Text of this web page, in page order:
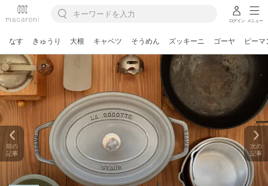
ログイン メニュー
なす きゅうり 大根 キャベツ そうめん ズッキーニ ゴーヤ ピーマ
前の
記事
次の
記事